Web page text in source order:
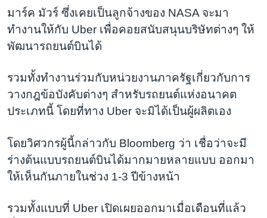
มาร์ค มัวร์ ซึ่งเคยเป็นลูกจ้างของ NASA จะมา
ทำงานให้กับ Uber เพื่อคอยสนับสนุนบริษัทต่างๆ ให้
พัฒนารถยนต์บินได้
รวมทั้งทำงานร่วมกับหน่วยงานภาครัฐเกี่ยวกับการ
วางกฎข้อบังคับต่างๆ สำหรับรถยนต์แห่งอนาคต
ประเภทนี้ โดยที่ทาง Uber จะมิได้เป็นผู้ผลิตเอง
โดยวิศวกรผู้นี้กล่าวกับ Bloomberg ว่า เชื่อว่าจะมี
ร่างต้นแบบรถยนต์บินได้มากมายหลายแบบ ออกมา
ให้เห็นกันภายในช่วง 1-3 ปีข้างหน้า
รวมทั้งแบบที่ Uber เปิดเผยออกมาเมื่อเดือนที่แล้ว